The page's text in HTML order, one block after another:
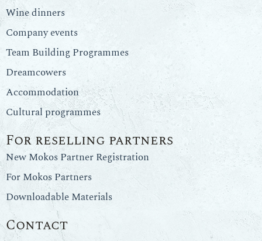
Wine dinners
Company events
Team Building Programmes
Dreamcowers
Accommodation
Cultural programmes
For reselling partners
New Mokos Partner Registration
For Mokos Partners
Downloadable Materials
Contact